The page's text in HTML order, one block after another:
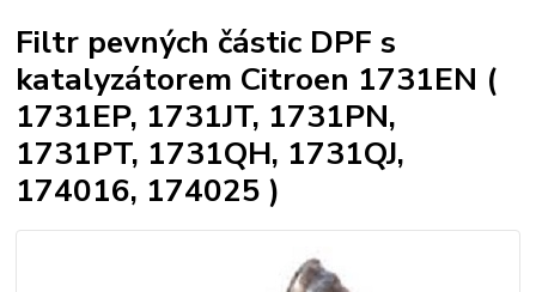
Filtr pevných částic DPF s
katalyzátorem Citroen 1731EN (
1731EP, 1731JT, 1731PN,
1731PT, 1731QH, 1731QJ,
174016, 174025 )